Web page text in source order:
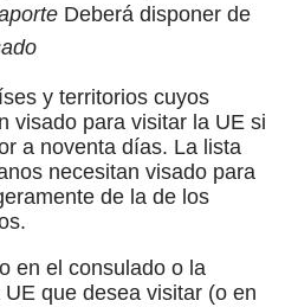
Deberá disponer de
y territorios cuyos
visado para visitar la UE si
a noventa días. La lista
necesitan visado para
de la de los
en el consulado o la
que desea visitar (o en